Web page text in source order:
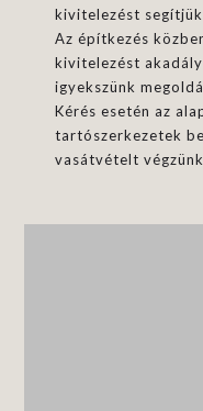
kivitelezést
Az építkezés
kivitelezést
igyekszünk
Kérés esetén az
tartószerkezetek
vasátvételt